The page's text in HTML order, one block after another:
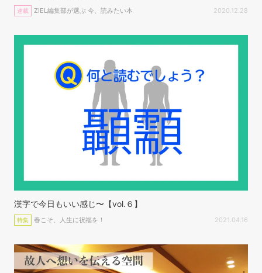
連載 ZIEL編集部が選ぶ 今、読みたい本 2020.12.28
漢字で今日もいい感じ〜【vol.６】
特集 春こそ、人生に祝福を！ 2021.04.16